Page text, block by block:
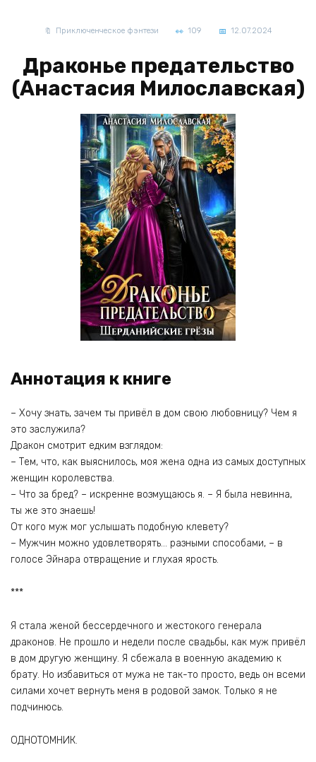
Приключенческое фэнтези 109 12.07.2024
Драконье предательство
(Анастасия Милославская)
Аннотация к книге
– Хочу знать, зачем ты привёл в дом свою любовницу? Чем я
это заслужила?
Дракон смотрит едким взглядом:
– Тем, что, как выяснилось, моя жена одна из самых доступных
женщин королевства.
– Что за бред? – искренне возмущаюсь я. – Я была невинна,
ты же это знаешь!
От кого муж мог услышать подобную клевету?
– Мужчин можно удовлетворять… разными способами, – в
голосе Эйнара отвращение и глухая ярость.
***
Я стала женой бессердечного и жестокого генерала
драконов. Не прошло и недели после свадьбы, как муж привёл
в дом другую женщину. Я сбежала в военную академию к
брату. Но избавиться от мужа не так-то просто, ведь он всеми
силами хочет вернуть меня в родовой замок. Только я не
подчинюсь.
ОДНОТОМНИК.